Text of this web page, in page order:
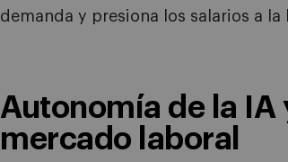
demanda y presiona los salarios a la
Autonomía de la IA
mercado laboral